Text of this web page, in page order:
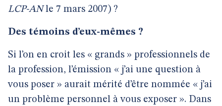
LCP-ANle 7 mars 2007) ?
Des témoins d’eux-mêmes ?
Si l’on en croit les « grands » professionnels de
la profession, l’émission « j’ai une question à
vous poser » aurait mérité d’être nommée « j’ai
un problème personnel à vous exposer ». Dans